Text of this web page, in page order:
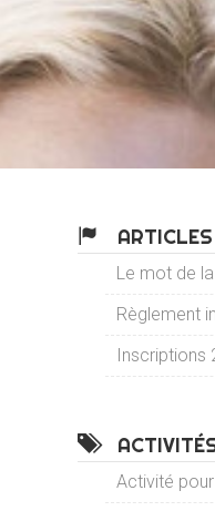
Le mot de
Règlement
Inscriptions
Activité